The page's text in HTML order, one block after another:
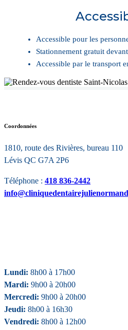
Accessible pour les
Stationnement gratuit
Accessible par le transport
Coordonnées
1810, route des Rivières, bureau 110
Lévis QC G7A 2P6
Téléphone : 418 836-2442
Lundi: 8h00 à 17h00
Mardi: 9h00 à 20h00
Mercredi: 9h00 à 20h00
Jeudi: 8h00 à 16h30
Vendredi: 8h00 à 12h00